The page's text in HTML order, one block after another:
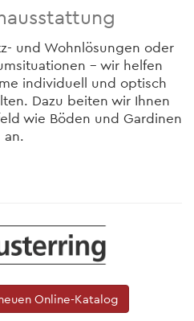
und Wohnlösungen oder
- wir helfen
individuell und optisch
Dazu beiten wir Ihnen
wie Böden und Gardinen
an.
Online-Katalog